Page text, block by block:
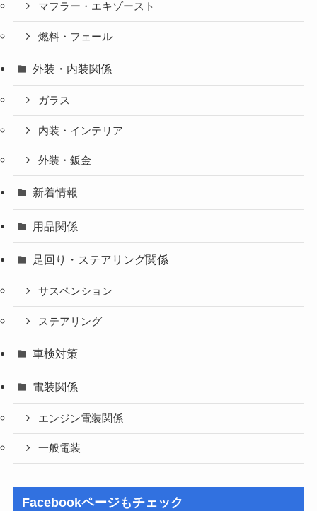
マフラー・エキゾースト
燃料・フェール
外装・内装関係
ガラス
内装・インテリア
外装・鈑金
新着情報
用品関係
足回り・ステアリング関係
サスペンション
ステアリング
車検対策
電装関係
エンジン電装関係
一般電装
Facebookページもチェック